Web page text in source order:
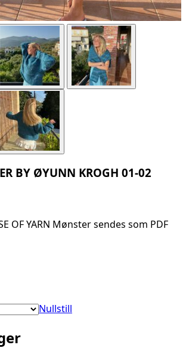
BY ØYUNN KROGH 01-02
OF YARN Mønster sendes som PDF
Nullstill